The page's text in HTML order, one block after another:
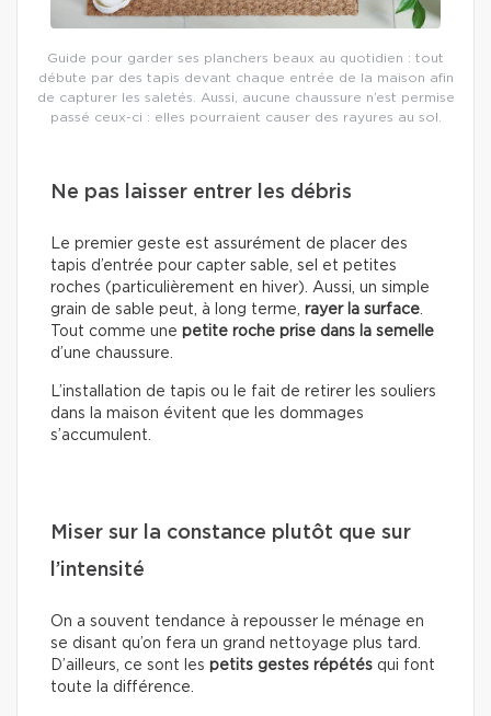
Guide pour garder ses planchers beaux au quotidien : tout
débute par des tapis devant chaque entrée de la maison afin
de capturer les saletés. Aussi, aucune chaussure n’est permise
passé ceux-ci : elles pourraient causer des rayures au sol.
Ne pas laisser entrer les débris
Le premier geste est assurément de placer des
tapis d’entrée pour capter sable, sel et petites
roches (particulièrement en hiver). Aussi, un simple
grain de sable peut, à long terme, rayer la surface
Tout comme une petite roche prise dans la semelle
d’une chaussure.
L’installation de tapis ou le fait de retirer les souliers
dans la maison évitent que les dommages
s’accumulent.
Miser sur la constance plutôt que sur
l’intensité
On a souvent tendance à repousser le ménage en
se disant qu’on fera un grand nettoyage plus tard.
D’ailleurs, ce sont les petits gestes répétés qui font
toute la différence.